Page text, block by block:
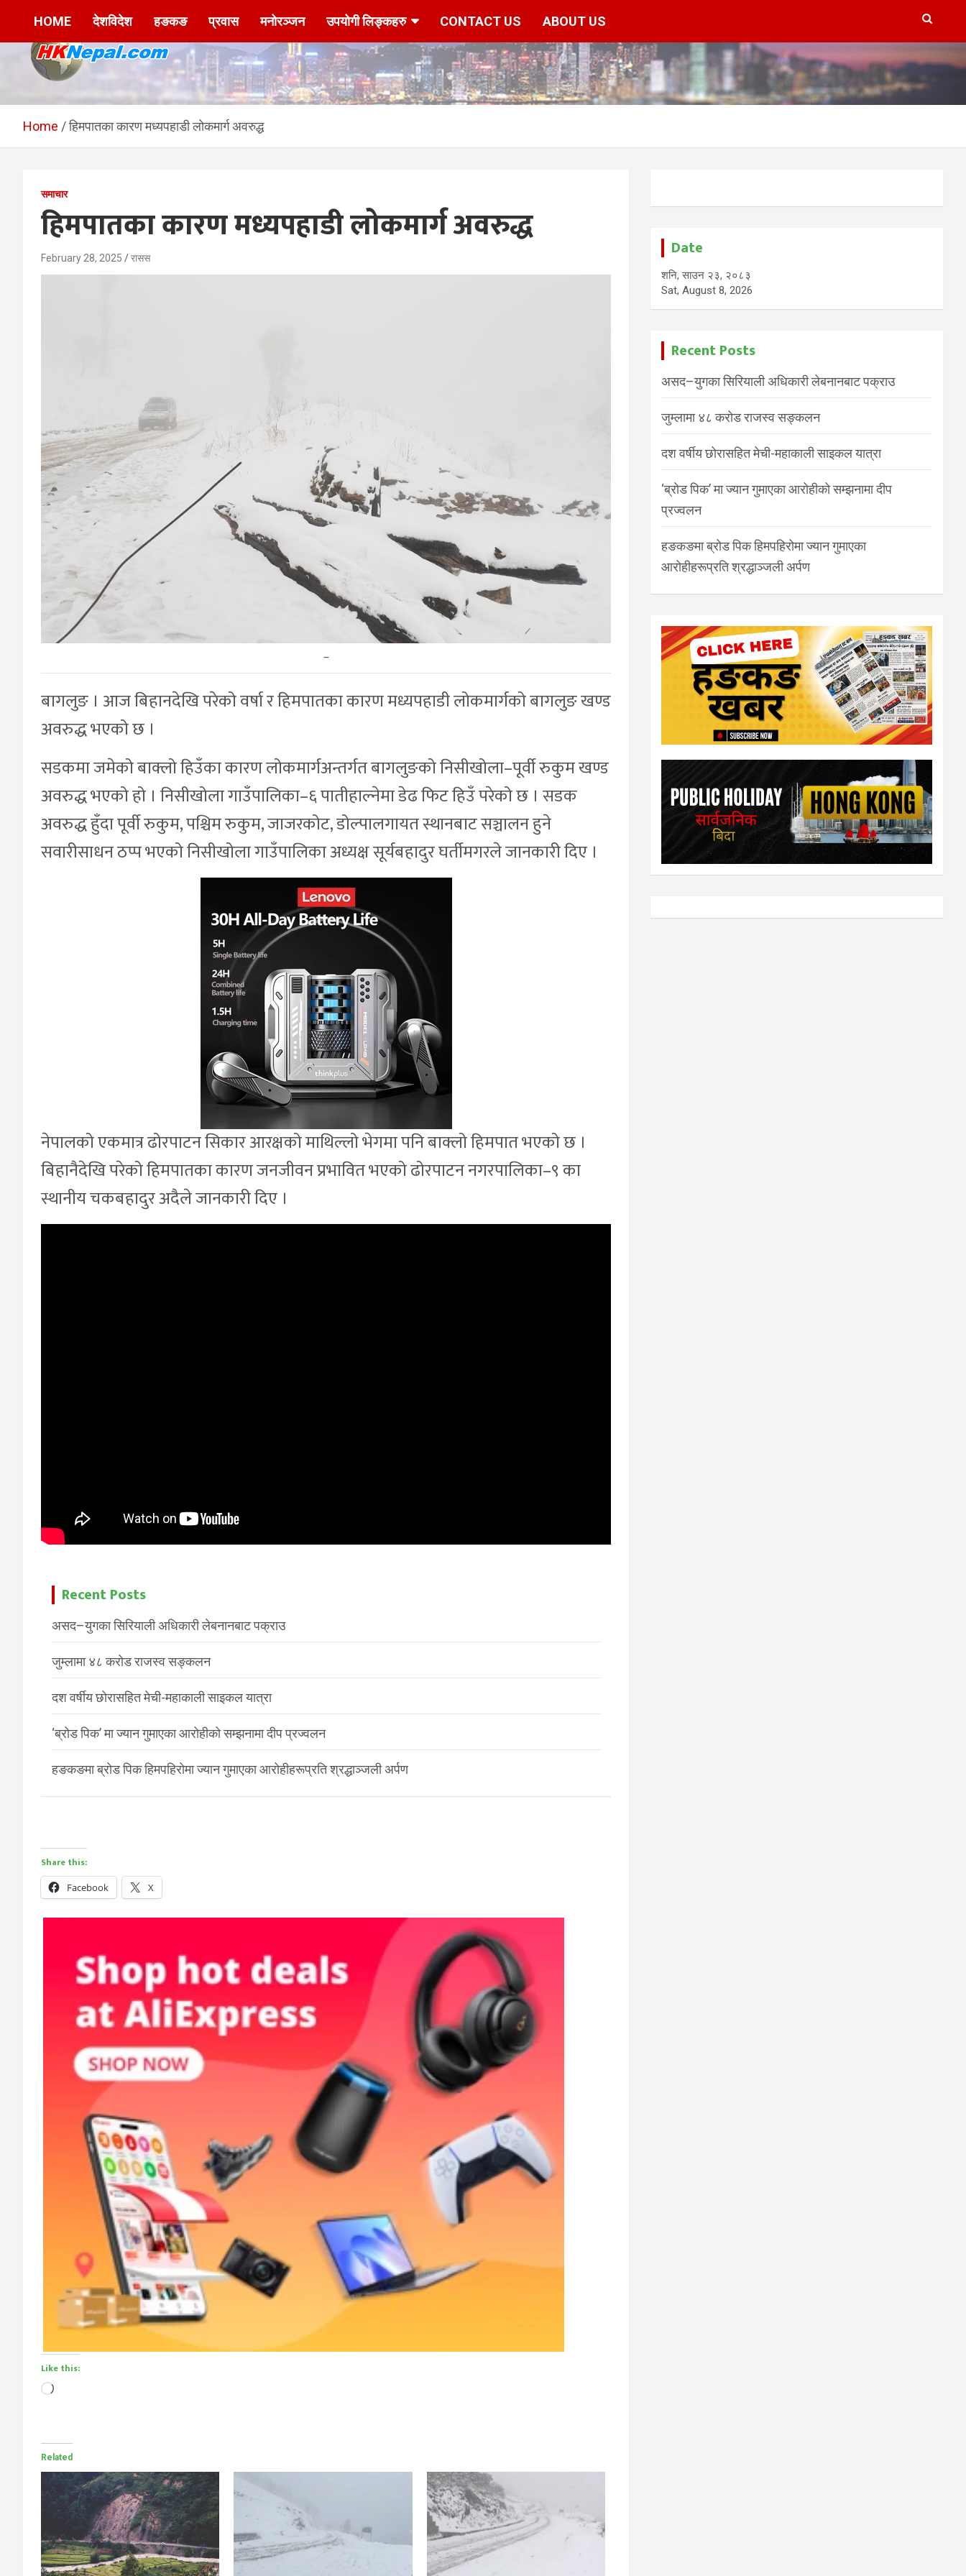
HKNepal.com –
हङकङबाट सञ्चालित पहिलो
hknepal, hknepal.com, hk nepal, hk nepal com
HOME देशविदेश हङकङ प्रवास मनोरञ्जन उपयोगी लिङ्कहरु CONTACT US ABOUT US
Home हिमपातका कारण मध्यपहाडी लोकमार्ग अवरुद्ध
समाचार
हिमपातका कारण मध्यपहाडी लोकमार्ग अवरुद्ध
February 28, 2025 रासस
–
बागलुङ । आज बिहानदेखि परेको वर्षा र हिमपातका कारण मध्यपहाडी लोकमार्गको बागलुङ खण्ड
अवरुद्ध भएको छ ।
सडकमा जमेको बाक्लो हिउँका कारण लोकमार्गअन्तर्गत बागलुङको निसीखोला–पूर्वी रुकुम खण्ड
अवरुद्ध भएको हो । निसीखोला गाउँपालिका–६ पातीहाल्नेमा डेढ फिट हिउँ परेको छ । सडक
अवरुद्ध हुँदा पूर्वी रुकुम, पश्चिम रुकुम, जाजरकोट, डोल्पालगायत स्थानबाट सञ्चालन हुने
सवारीसाधन ठप्प भएको निसीखोला गाउँपालिका अध्यक्ष सूर्यबहादुर घर्तीमगरले जानकारी दिए ।
नेपालको एकमात्र ढोरपाटन सिकार आरक्षको माथिल्लो भेगमा पनि बाक्लो हिमपात भएको छ ।
बिहानैदेखि परेको हिमपातका कारण जनजीवन प्रभावित भएको ढोरपाटन नगरपालिका–९ का
स्थानीय चकबहादुर अदैले जानकारी दिए ।
Recent Posts
असद–युगका सिरियाली अधिकारी लेबनानबाट पक्राउ
जुम्लामा ४८ करोड राजस्व सङ्कलन
दश वर्षीय छोरासहित मेची-महाकाली साइकल यात्रा
‘ब्रोड पिक’ मा ज्यान गुमाएका आरोहीको सम्झनामा दीप प्रज्वलन
हङकङमा ब्रोड पिक हिमपहिरोमा ज्यान गुमाएका आरोहीहरूप्रति श्रद्धाञ्जली अर्पण
Share this:
Facebook X
Like this:
Loading…
Related
Date
शनि, साउन २३, २०८३
Sat, August 8, 2026
Recent Posts
असद–युगका सिरियाली अधिकारी लेबनानबाट पक्राउ
जुम्लामा ४८ करोड राजस्व सङ्कलन
दश वर्षीय छोरासहित मेची-महाकाली साइकल यात्रा
‘ब्रोड पिक’ मा ज्यान गुमाएका आरोहीको सम्झनामा दीप
प्रज्वलन
हङकङमा ब्रोड पिक हिमपहिरोमा ज्यान गुमाएका
आरोहीहरूप्रति श्रद्धाञ्जली अर्पण